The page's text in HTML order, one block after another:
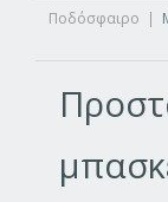
Ποδόσφαιρο |